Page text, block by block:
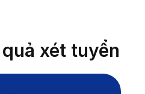
xét tuyển